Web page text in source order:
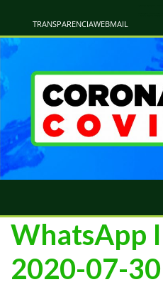
TRANSPARENCIAWEBMAIL
WhatsApp
2020-07-